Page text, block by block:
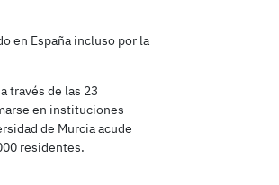
en España incluso por la
través de las 23
en instituciones
de Murcia acude
residentes.